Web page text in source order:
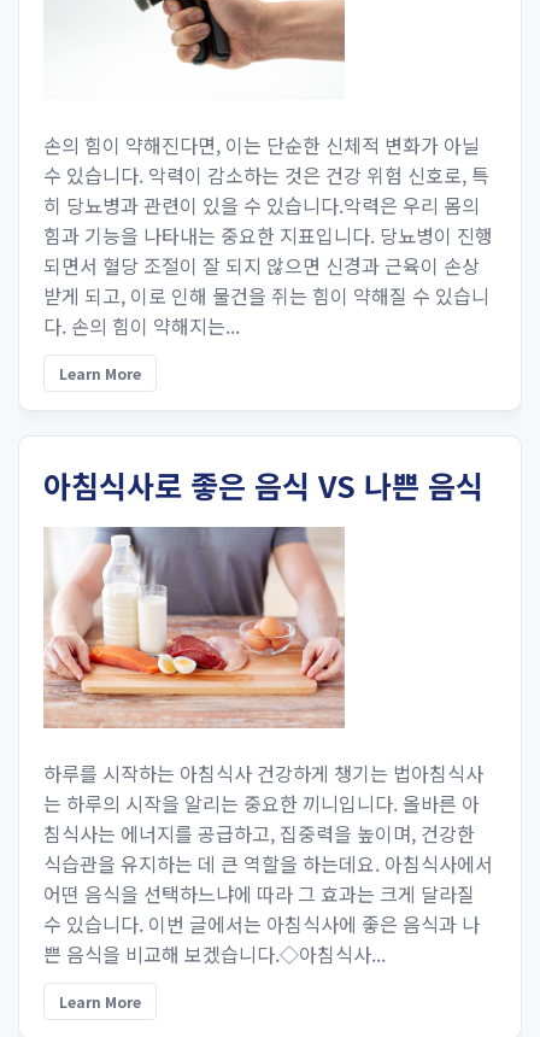
손의 힘이 약해진다면, 이는 단순한 신체적 변화가 아닐
수 있습니다. 악력이 감소하는 것은 건강 위험 신호로, 특
히 당뇨병과 관련이 있을 수 있습니다.악력은 우리 몸의
힘과 기능을 나타내는 중요한 지표입니다. 당뇨병이 진행
되면서 혈당 조절이 잘 되지 않으면 신경과 근육이 손상
받게 되고, 이로 인해 물건을 쥐는 힘이 약해질 수 있습니
다. 손의 힘이 약해지는...
Learn More
아침식사로 좋은 음식 VS 나쁜 음식
하루를 시작하는 아침식사 건강하게 챙기는 법아침식사
는 하루의 시작을 알리는 중요한 끼니입니다. 올바른 아
침식사는 에너지를 공급하고, 집중력을 높이며, 건강한
식습관을 유지하는 데 큰 역할을 하는데요. 아침식사에서
어떤 음식을 선택하느냐에 따라 그 효과는 크게 달라질
수 있습니다. 이번 글에서는 아침식사에 좋은 음식과 나
쁜 음식을 비교해 보겠습니다.◇아침식사...
Learn More